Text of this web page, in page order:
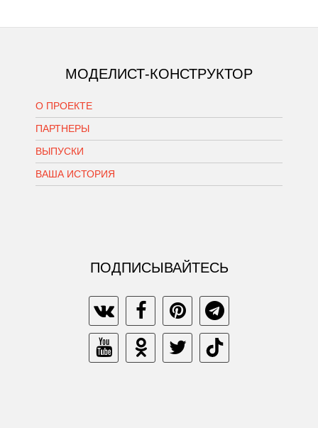
МОДЕЛИСТ-КОНСТРУКТОР
О ПРОЕКТЕ
ПАРТНЕРЫ
ВЫПУСКИ
ВАША ИСТОРИЯ
ПОДПИСЫВАЙТЕСЬ